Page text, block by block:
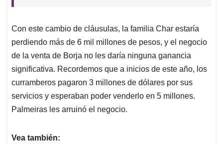
Con este cambio de cláusulas, la familia Char estaría
perdiendo más de 6 mil millones de pesos, y el negocio
de la venta de Borja no les daría ninguna ganancia
significativa. Recordemos que a inicios de este año, los
curramberos pagaron 3 millones de dólares por sus
servicios y esperaban poder venderlo en 5 millones.
Palmeiras les arruinó el negocio.
Vea también: